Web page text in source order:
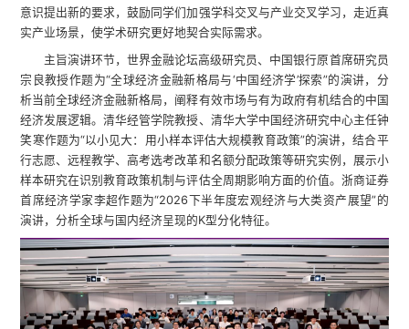
意识提出新的要求，鼓励同学们加强学科交叉与产业交叉学习，走近真
实产业场景，使学术研究更好地契合实际需求。
主旨演讲环节，世界金融论坛高级研究员、中国银行原首席研究员
宗良教授作题为“全球经济金融新格局与‘中国经济学’探索”的演讲，分
析当前全球经济金融新格局，阐释有效市场与有为政府有机结合的中国
经济发展逻辑。清华经管学院教授、清华大学中国经济研究中心主任钟
笑寒作题为“以小见大：用小样本评估大规模教育政策”的演讲，结合平
行志愿、远程教学、高考选考改革和名额分配政策等研究实例，展示小
样本研究在识别教育政策机制与评估全周期影响方面的价值。浙商证券
首席经济学家李超作题为“2026下半年度宏观经济与大类资产展望”的
演讲，分析全球与国内经济呈现的K型分化特征。